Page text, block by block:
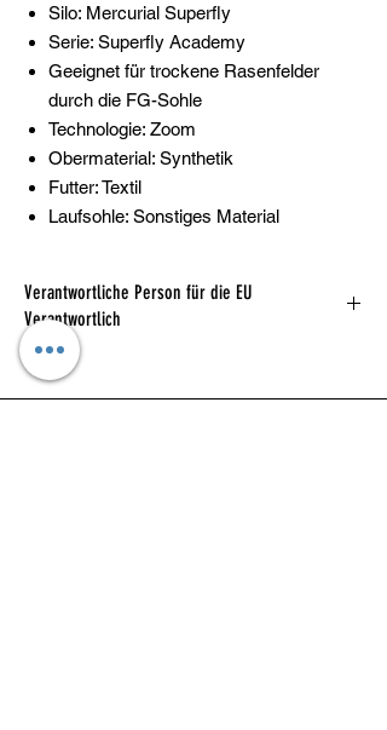
Silo: Mercurial Superfly
Serie: Superfly Academy
Geeignet für trockene Rasenfelder
durch die FG-Sohle
Technologie: Zoom
Obermaterial: Synthetik
Futter: Textil
Laufsohle: Sonstiges Material
Verantwortliche Person für die EU
Verantwortlich
Herstellerinformation:
NIKE Retail B.V.